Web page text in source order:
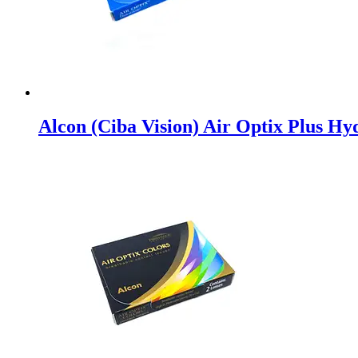
Alcon (Ciba Vision) Air Optix Plus